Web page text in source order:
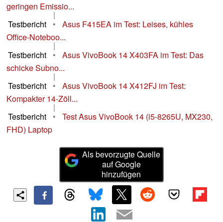
geringen Emissio...
|
Testbericht
•
Asus F415EA im Test: Leises, kühles
Office-Noteboo...
|
Testbericht
•
Asus VivoBook 14 X403FA im Test: Das
schicke Subno...
|
Testbericht
•
Asus VivoBook 14 X412FJ im Test:
Kompakter 14-Zöll...
|
Testbericht
•
Test Asus VivoBook 14 (i5-8265U, MX230,
FHD) Laptop
Als bevorzugte Quelle
auf Google
hinzufügen